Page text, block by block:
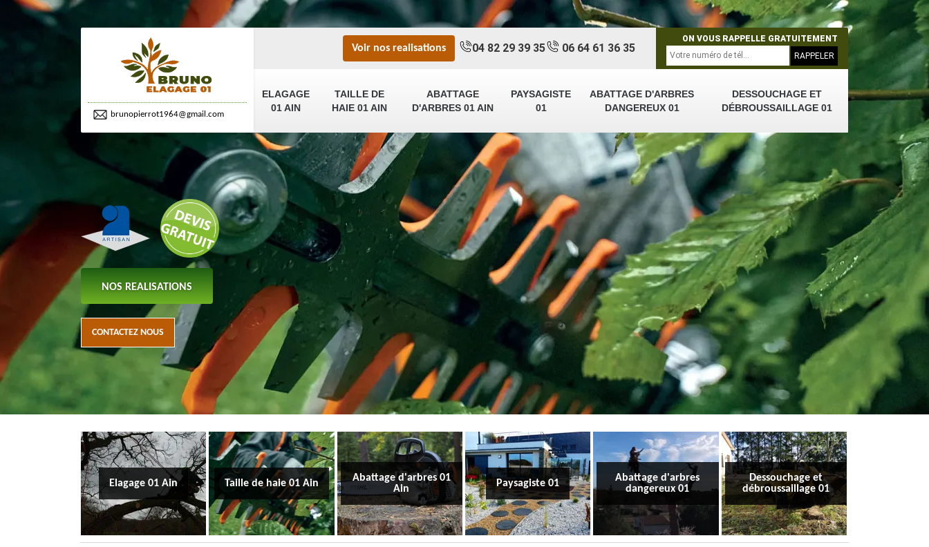
brunopierrot1964@gmail.com
ELAGAGE
01 AIN
TAILLE DE
HAIE 01 AIN
ABATTAGE
D'ARBRES 01 AIN
PAYSAGISTE
01
ABATTAGE D'ARBRES
DANGEREUX 01
DESSOUCHAGE ET
DÉBROUSSAILLAGE 01
Voir nos realisations 04 82 29 39 35 06 64 61 36 35
ON VOUS RAPPELLE GRATUITEMENT
NOS REALISATIONS
CONTACTEZ NOUS
Elagage 01 Ain Taille de haie 01 Ain
Abattage d'arbres 01
Ain
Paysagiste 01
Abattage d'arbres
dangereux 01
Dessouchage et
débroussaillage 01